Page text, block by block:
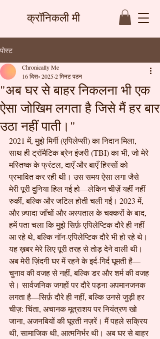
क्रॉनिकली मी
पोस्ट
"अब घर से बाहर निकलना भी एक
ऐसा जोखिम लगता है जिसे मैं हर बार
उठा नहीं पाती।"
Chronically Me
16 दिस॰ 20252 मिनट पठन
2021 में, मुझे मिर्गी (एपिलेप्सी) का निदान मिला,
साथ ही ट्रॉमैटिक ब्रेन इंजरी (TBI) का भी, जो मेरे
मस्तिष्क के फ्रंटल, दाएँ और बाएँ हिस्सों को
प्रभावित कर रही थी। उस समय ऐसा लगा जैसे
मेरी पूरी दुनिया हिल गई हो—लेकिन चीज़ें यहीं नहीं
रुकीं, बल्कि और जटिल होती चली गईं। 2023 में,
और ज़्यादा जाँचों और अस्पताल के चक्करों के बाद,
हमें पता चला कि मुझे सिर्फ़ एपिलेप्टिक दौरे ही नहीं
आ रहे थे, बल्कि नॉन-एपिलेप्टिक दौरे भी हो रहे थे।
यह ख़बर मेरे लिए पूरी तरह से तोड़ देने वाली थी।
अब मेरी ज़िंदगी घर में रहने के इर्द-गिर्द घूमती है—
चुनाव की वजह से नहीं, बल्कि डर और शर्म की वजह
से। सार्वजनिक जगहों पर दौरे पड़ना अपमानजनक
लगता है—सिर्फ़ दौरे ही नहीं, बल्कि उनसे जुड़ी हर
चीज़: चिंता, अचानक मूत्राशय पर नियंत्रण खो
जाना, अजनबियों की घूरती नज़रें। मैं पहले सक्रिय
थी, सामाजिक थी, आत्मनिर्भर थी। अब घर से बाहर